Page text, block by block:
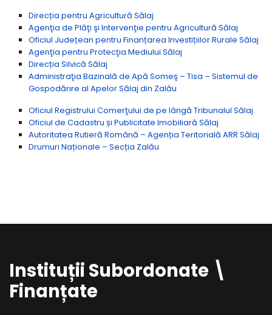
Direcția pentru Agricultură Sălaj
Agenţia de Plăţi şi Intervenţie pentru Agricultură Sălaj
Oficiul Județean pentru Finanțarea Investițiilor Rurale Sălaj
Agenţia pentru Protecţia Mediului Sălaj
Direcția Silvică Sălaj
Administraţia Bazinală de Apă Someş – Tisa – Sistemul de
Gospodărire al Apelor Sălaj din Zalău
Oficiul Registrului Comerţului de pe lângă Tribunalul Sălaj
Oficiul de Cadastru și Publicitate Imobiliară Sălaj
Autoritatea Rutieră Română – Agenția Teritorială ARR Sălaj
Drumuri Naționale – Secția Zalău
Instituții Subordonate \
Finanțate